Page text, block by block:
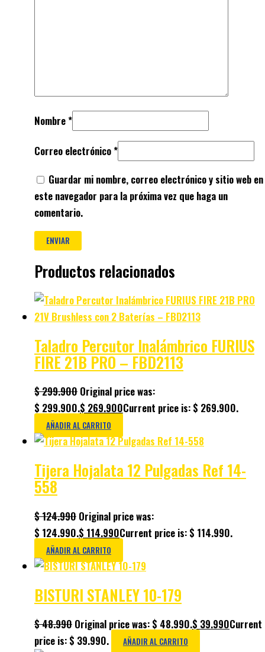
Nombre*
Correo electrónico*
Guardar mi nombre, correo electrónico y sitio web en
este navegador para la próxima vez que haga un
comentario.
Productos relacionados
Taladro Percutor Inalámbrico FURIUS
FIRE 21B PRO – FBD2113
$299.900 Original price was:
$ 299.900.$ 269.900Current price is: $ 269.900.
AÑADIR AL CARRITO
Tijera Hojalata 12 Pulgadas Ref 14-
558
$124.990 Original price was:
$ 124.990.$ 114.990Current price is: $ 114.990.
AÑADIR AL CARRITO
BISTURI STANLEY 10-179
$48.990 Original price was: $ 48.990.$ 39.990Current
price is: $ 39.990.
AÑADIR AL CARRITO